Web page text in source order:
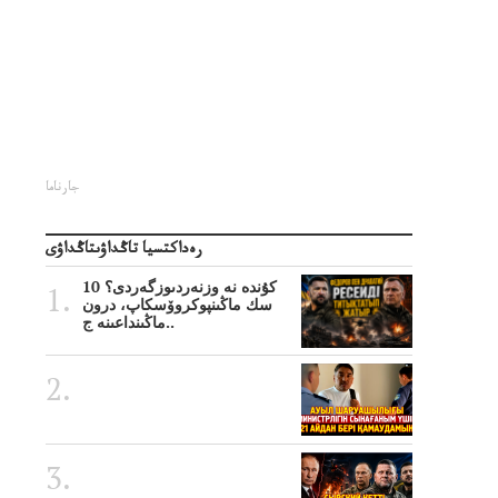
جارناما
رەداكتسيا تاڭداۋىتاڭداۋى
10 كۇندە نە وزنەردىوزگەردى؟
سك ماڭىنپوكروۆسكاپ، درون
ماڭىنداعىنە ج..